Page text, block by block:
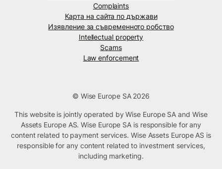
Complaints
Карта на сайта по държави
Изявление за съвременното робство
Intellectual property
Scams
Law enforcement
© Wise Europe SA 2026
This website is jointly operated by Wise Europe SA and Wise
Assets Europe AS. Wise Europe SA is responsible for any
content related to payment services. Wise Assets Europe AS is
responsible for any content related to investment services,
including marketing.